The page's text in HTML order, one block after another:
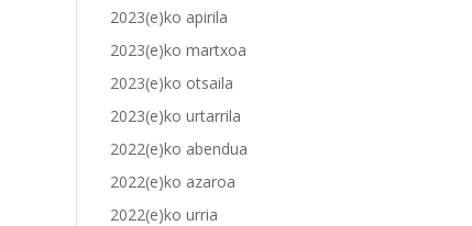
2023(e)ko apirila
2023(e)ko martxoa
2023(e)ko otsaila
2023(e)ko urtarrila
2022(e)ko abendua
2022(e)ko azaroa
2022(e)ko urria